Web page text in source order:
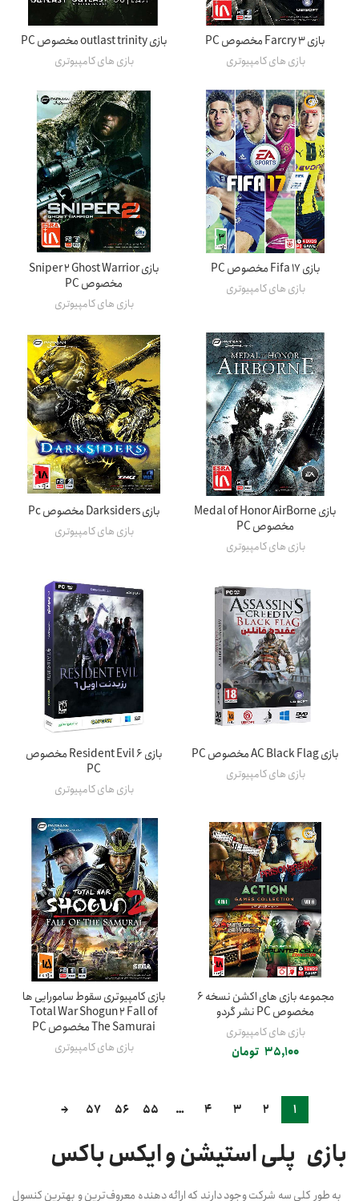
بازی Farcry 3 مخصوص PC
بازی های کامپیوتری
بازی outlast trinity مخصوص PC
بازی های کامپیوتری
بازی Fifa 17 مخصوص PC
بازی های کامپیوتری
بازی Sniper 2 Ghost Warrior
مخصوص PC
بازی های کامپیوتری
بازی Medal of Honor AirBorne
مخصوص PC
بازی های کامپیوتری
بازی Darksiders مخصوص Pc
بازی های کامپیوتری
بازی AC Black Flag مخصوص PC
بازی های کامپیوتری
بازی 6 Resident Evil مخصوص
PC
بازی های کامپیوتری
مجموعه بازی های اکشن نسخه 6
مخصوص PC نشر گردو
بازی های کامپیوتری
35,100 تومان
بازی کامپیوتری سقوط سامورایی ها
Total War Shogun 2 Fall of
The Samurai مخصوص PC
بازی های کامپیوتری
1
2
3
4
…
55
56
57
→
بازی پلی استیشن و ایکس باکس
به طور کلی سه شرکت وجود دارند که ارائه دهنده معروف‌ترین و بهترین کنسول